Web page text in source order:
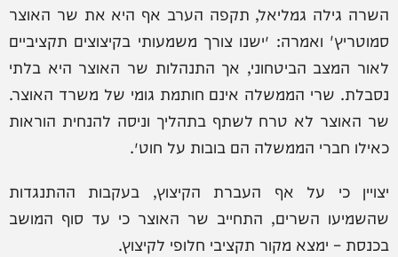
השרה גילה גמליאל, תקפה הערב אף היא את שר האוצר
סמוטריץ' ואמרה: ״ישנו צורך משמעותי בקיצוצים תקציביים
לאור המצב הביטחוני, אך התנהלות שר האוצר היא בלתי
נסבלת. שרי הממשלה אינם חותמת גומי של משרד האוצר.
שר האוצר לא טרח לשתף בתהליך וניסה להנחית הוראות
כאילו חברי הממשלה הם בובות על חוט״.
יצויין כי על אף העברת הקיצוץ, בעקבות ההתנגדות
שהשמיעו השרים, התחייב שר האוצר כי עד סוף המושב
בכנסת – ימצא מקור תקציבי חלופי לקיצוץ.